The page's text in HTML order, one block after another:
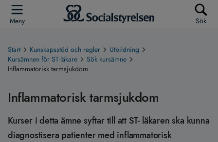
Meny Sök
Start Kunskapsstöd och regler
Utbildning
Kursämnen för ST-läkare
Sök kursämne
Inflammatorisk tarmsjukdom
Inflammatorisk tarmsjukdom
Kurser i detta ämne syftar till att ST- läkaren ska kunna
diagnostisera patienter med inflammatorisk